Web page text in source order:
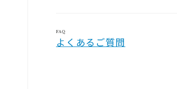
FAQ
よくあるご質問